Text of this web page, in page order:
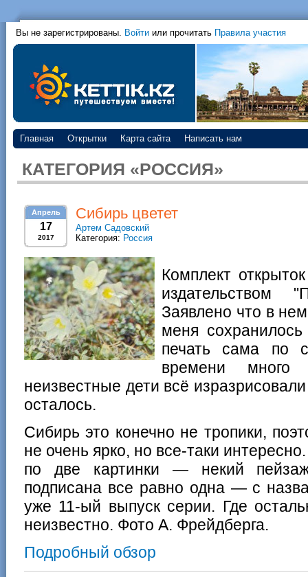
Вы не зарегистрированы. Войти или прочитать Правила участия
Главная Открытки Карта сайта Написать нам
КАТЕГОРИЯ «РОССИЯ»
Апрель
17
2017
Сибирь цветет
Артем Садовский
Категория: Россия
Комплект
издательством
Заявлено что в
меня
печать сама по
времени много
неизвестные дети всё
осталось.
Сибирь это конечно не тропики,
не очень ярко, но все-таки
по две картинки — некий
подписана все равно одна — с
уже 11-ый выпуск серии. Где
неизвестно. Фото А. Фрейдберга.
Подробный обзор